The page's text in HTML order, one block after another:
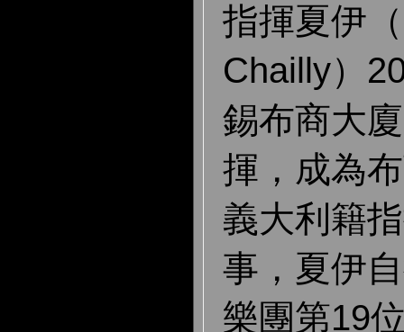
指揮夏伊
Chailly）
錫布商大
揮，成為
義大利籍
事，夏伊
樂團第19